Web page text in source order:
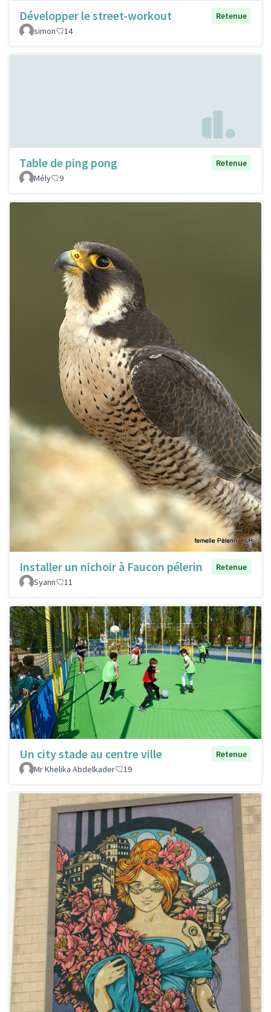
Développer le street-workout
Retenue
simon
14
Table de ping pong
Retenue
Mély
9
Installer un nichoir à Faucon pélerin
Retenue
Syann
11
Un city stade au centre ville
Retenue
Mr Khelika Abdelkader
19